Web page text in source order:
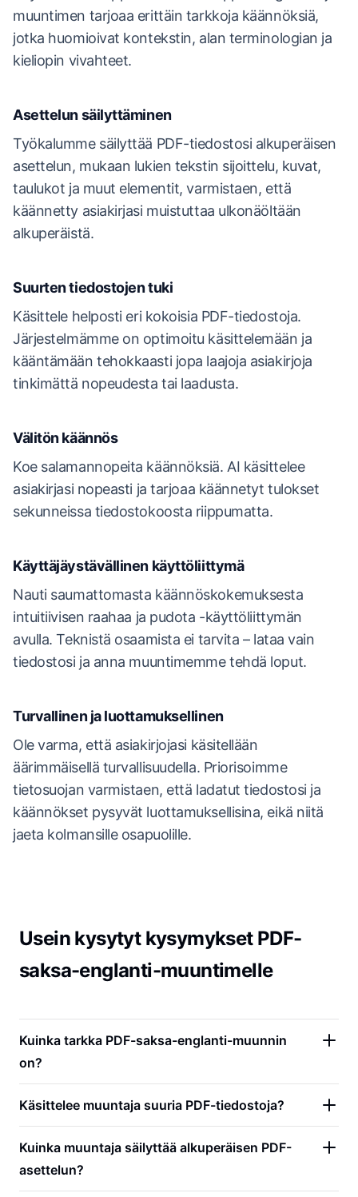
muuntimen tarjoaa erittäin tarkkoja käännöksiä,
jotka huomioivat kontekstin, alan terminologian ja
kieliopin vivahteet.
Asettelun säilyttäminen
Työkalumme säilyttää PDF-tiedostosi alkuperäisen
asettelun, mukaan lukien tekstin sijoittelu, kuvat,
taulukot ja muut elementit, varmistaen, että
käännetty asiakirjasi muistuttaa ulkonäöltään
alkuperäistä.
Suurten tiedostojen tuki
Käsittele helposti eri kokoisia PDF-tiedostoja.
Järjestelmämme on optimoitu käsittelemään ja
kääntämään tehokkaasti jopa laajoja asiakirjoja
tinkimättä nopeudesta tai laadusta.
Välitön käännös
Koe salamannopeita käännöksiä. AI käsittelee
asiakirjasi nopeasti ja tarjoaa käännetyt tulokset
sekunneissa tiedostokoosta riippumatta.
Käyttäjäystävällinen käyttöliittymä
Nauti saumattomasta käännöskokemuksesta
intuitiivisen raahaa ja pudota -käyttöliittymän
avulla. Teknistä osaamista ei tarvita – lataa vain
tiedostosi ja anna muuntimemme tehdä loput.
Turvallinen ja luottamuksellinen
Ole varma, että asiakirjojasi käsitellään
äärimmäisellä turvallisuudella. Priorisoimme
tietosuojan varmistaen, että ladatut tiedostosi ja
käännökset pysyvät luottamuksellisina, eikä niitä
jaeta kolmansille osapuolille.
Usein kysytyt kysymykset PDF-
saksa-englanti-muuntimelle
Kuinka tarkka PDF-saksa-englanti-muunnin
on?
Käsittelee muuntaja suuria PDF-tiedostoja?
Kuinka muuntaja säilyttää alkuperäisen PDF-
asettelun?